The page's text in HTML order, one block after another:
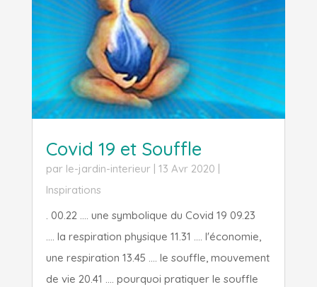
Covid 19 et Souffle
par le-jardin-interieur| 13 Avr 2020
Inspirations
. 00.22 .... une symbolique du Covid 19 09.23
.... la respiration physique 11.31 .... l'économie,
une respiration 13.45 .... le souffle, mouvement
de vie 20.41 .... pourquoi pratiquer le souffle